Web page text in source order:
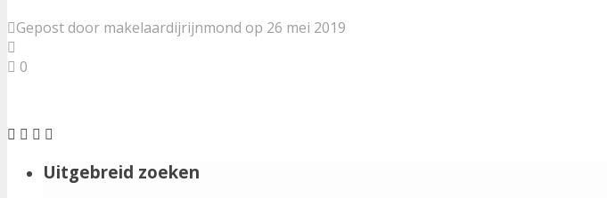
Gepost door makelaardijrijnmond op 26 mei 2019
0
Uitgebreid zoeken